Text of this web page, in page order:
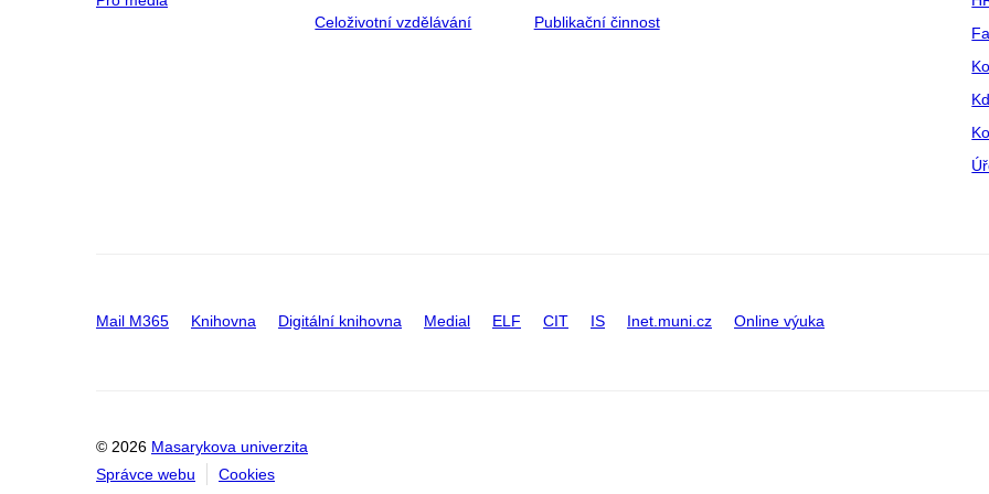
Celoživotní vzdělávání
Publikační činnost
Mail M365 Knihovna Digitální knihovna Medial ELF CIT IS Inet.muni.cz Online výuka
© 2026 Masarykova univerzita
Správce webu
Cookies